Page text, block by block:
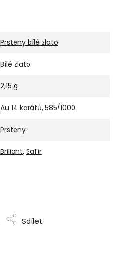
Prsteny bílé zlato
Bílé zlato
2,15 g
Au 14 karátů, 585/1000
Prsteny
Briliant, Safír
Sdílet